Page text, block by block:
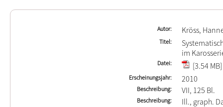
Autor Kröss,
Titel
im
Datei [3.54 MB]
Erscheinungsjahr 2010
Beschreibung VII, 125 Bl.
Beschreibung Ill., graph.